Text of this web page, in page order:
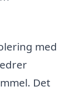
med
Det